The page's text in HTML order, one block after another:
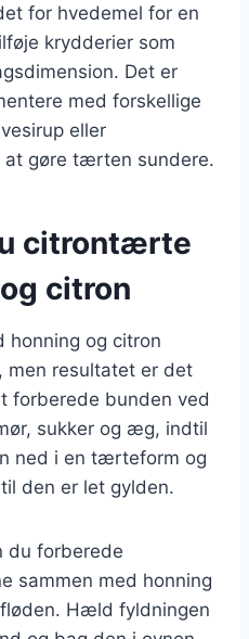
for hvedemel for en
krydderier som
Det er
med forskellige
eller
at gøre tærten sundere.
citrontærte
citron
og citron
men resultatet er det
forberede bunden ved
sukker og æg, indtil
ned i en tærteform og
den er let gylden.
du forberede
sammen med honning
Hæld fyldningen